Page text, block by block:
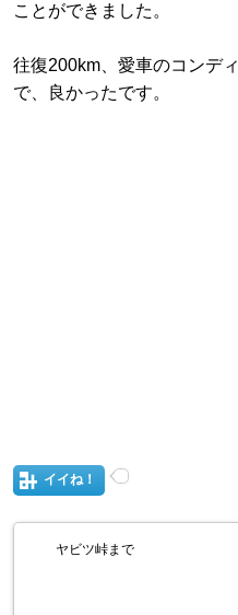
ことができました。
往復200km、愛車のコンデ
で、良かったです。
イイね！
ヤビツ峠まで